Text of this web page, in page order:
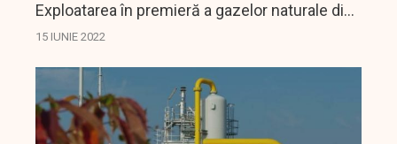
Exploatarea în premieră a gazelor naturale din
Marea Neagră va consolida capacitatea
naturale din consumul intern
15 IUNIE 2022